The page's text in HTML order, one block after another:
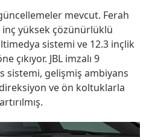
mevcut. Ferah
inç yüksek çözünürlüklü
sistemi ve 12.3 inçlik
çıkıyor. JBL imzalı 9
sistemi, gelişmiş ambiyans
direksiyon ve ön koltuklarla